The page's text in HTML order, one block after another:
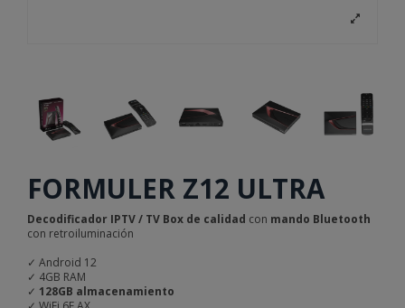
FORMULER Z12 ULTRA
Decodificador IPTV / TV Box de calidad con mando Bluetooth
con retroiluminación
✓ Android 12
✓ 4GB RAM
✓ 128GB almacenamiento